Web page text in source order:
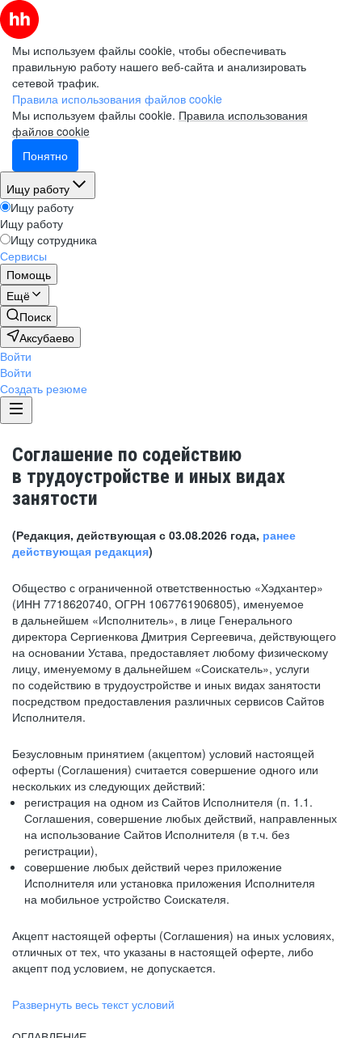
Мы используем файлы cookie, чтобы обеспечивать
правильную работу нашего веб-сайта и анализировать
сетевой трафик.
Правила использования файлов cookie
Мы используем файлы cookie. Правила использования
файлов cookie
Понятно
Ищу работу
Ищу работу
Ищу работу
Ищу сотрудника
Сервисы
Помощь
Ещё
Поиск
Аксубаево
Войти
Войти
Создать резюме
Соглашение по содействию
в трудоустройстве и иных видах
занятости
(Редакция, действующая с 03.08.2026 года, ранее
действующая редакция)
Общество с ограниченной ответственностью «Хэдхантер»
(ИНН 7718620740, ОГРН 1067761906805), именуемое
в дальнейшем «Исполнитель», в лице Генерального
директора Сергиенкова Дмитрия Сергеевича, действующего
на основании Устава, предоставляет любому физическому
лицу, именуемому в дальнейшем «Соискатель», услуги
по содействию в трудоустройстве и иных видах занятости
посредством предоставления различных сервисов Сайтов
Исполнителя.
Безусловным принятием (акцептом) условий настоящей
оферты (Соглашения) считается совершение одного или
нескольких из следующих действий:
регистрация на одном из Сайтов Исполнителя (п. 1.1.
Соглашения, совершение любых действий, направленных
на использование Сайтов Исполнителя (в т.ч. без
регистрации),
совершение любых действий через приложение
Исполнителя или установка приложения Исполнителя
на мобильное устройство Соискателя.
Акцепт настоящей оферты (Соглашения) на иных условиях,
отличных от тех, что указаны в настоящей оферте, либо
акцепт под условием, не допускается.
Развернуть весь текст условий